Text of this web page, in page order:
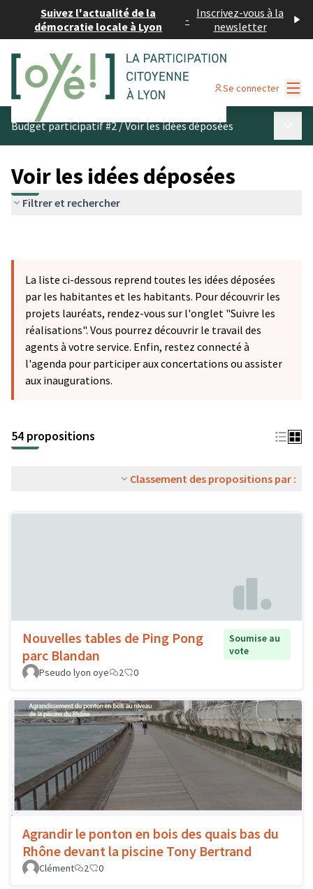
Suivez l'actualité de la
démocratie locale à Lyon
- Inscrivez-vous à la
newsletter
Se connecter
Budget participatif #2/Voir les idées déposées
Voir les idées déposées
Filtrer et rechercher
La liste ci-dessous reprend toutes les idées déposées
par les habitantes et les habitants. Pour découvrir les
projets lauréats, rendez-vous sur l'onglet "Suivre les
réalisations". Vous pourrez découvrir le travail des
agents à votre service. Enfin, restez connecté à
l'agenda pour participer aux concertations ou assister
aux inaugurations.
54 propositions
Classement des propositions par :
Nouvelles tables de Ping Pong
parc Blandan
Soumise au
vote
Pseudo lyon oye
2 0
Agrandir le ponton en bois des quais bas du
Rhône devant la piscine Tony Bertrand
Clément 2 0